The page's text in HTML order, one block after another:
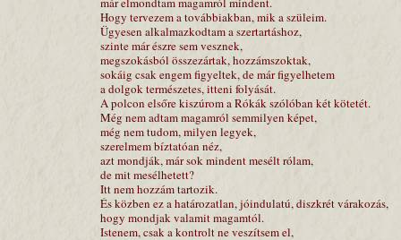
Hogy tervezem a továbbiakban, mik a szüleim.
Ügyesen alkalmazkodtam a szertartáshoz,
szinte már észre sem vesznek,
megszokásból összezártak, hozzámszoktak,
sokáig csak engem figyeltek, de már figyelhetem
a dolgok természetes, itteni folyását.
A polcon elsőre kiszúrom a Rókák szólóban két kötetét.
Még nem adtam magamról semmilyen képet,
még nem tudom, milyen legyek,
szerelmem bíztatóan néz,
azt mondják, már sok mindent mesélt rólam,
de mit mesélhetett?
Itt nem hozzám tartozik.
És közben ez a határozatlan, jóindulatú, diszkrét várakozás,
hogy mondjak valamit magamtól.
Istenem, csak a kontrolt ne veszítsem el,